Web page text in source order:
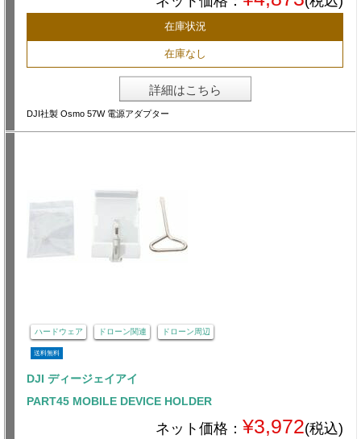
在庫状況
在庫なし
詳細はこちら
DJI社製 Osmo 57W 電源アダプター
ハードウェア ドローン関連 ドローン周辺
送料無料
DJI ディージェイアイ
PART45 MOBILE DEVICE HOLDER
ネット価格： ¥3,972(税込)